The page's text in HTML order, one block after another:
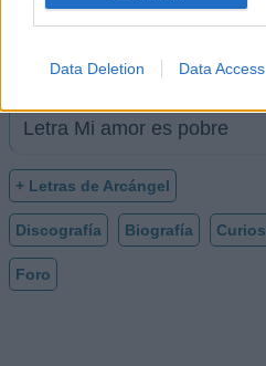
Data Deletion Data Access
Hades66, Ñengo Flow,
Letra Mi amor es pobre
+ Letras de Arcángel
Discografía Biografía
Foro